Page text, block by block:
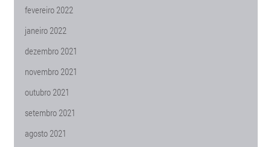
fevereiro 2022
janeiro 2022
dezembro 2021
novembro 2021
outubro 2021
setembro 2021
agosto 2021